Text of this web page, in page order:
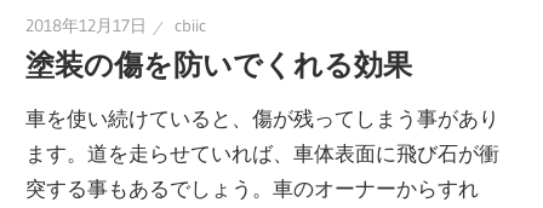
2018年12月17日 cbiic
塗装の傷を防いでくれる効果
車を使い続けていると、傷が残ってしまう事があり
ます。道を走らせていれば、車体表面に飛び石が衝
突する事もあるでしょう。車のオーナーからすれ